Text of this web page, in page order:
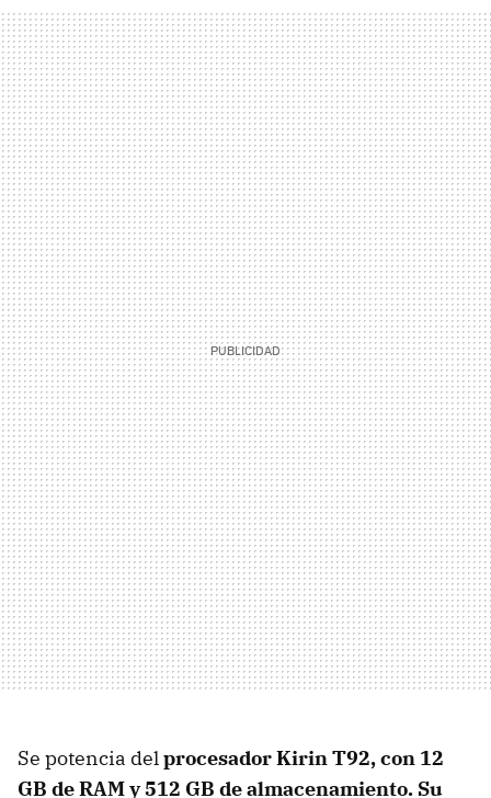
Se potencia delprocesador Kirin T92, con 12
GB de RAM y 512 GB de almacenamiento. Su